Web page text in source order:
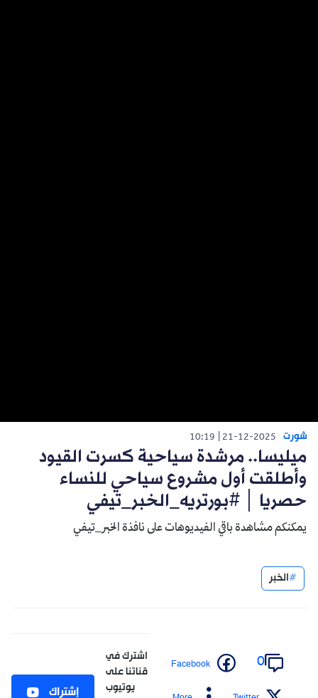
شورت 21-12-2025
10:19
ميليسا.. مرشدة سياحية كسرت القيود
وأطلقت أول مشروع سياحي للنساء
حصريا │ #بورتريه_الخبر_تيفي
يمكنكم مشاهدة باقي الفيديوهات على نافذة الخبر_تيفي
الخبر
0
Facebook
اشترك في
قناتنا على
يوتيوب
إشتراك